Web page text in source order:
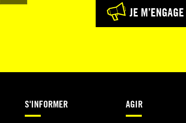
JE M’ENGAGE
S'INFORMER AGIR